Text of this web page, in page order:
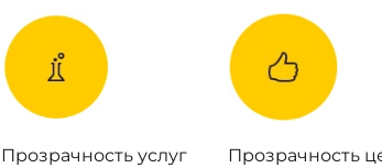
Прозрачность услуг Прозрачность